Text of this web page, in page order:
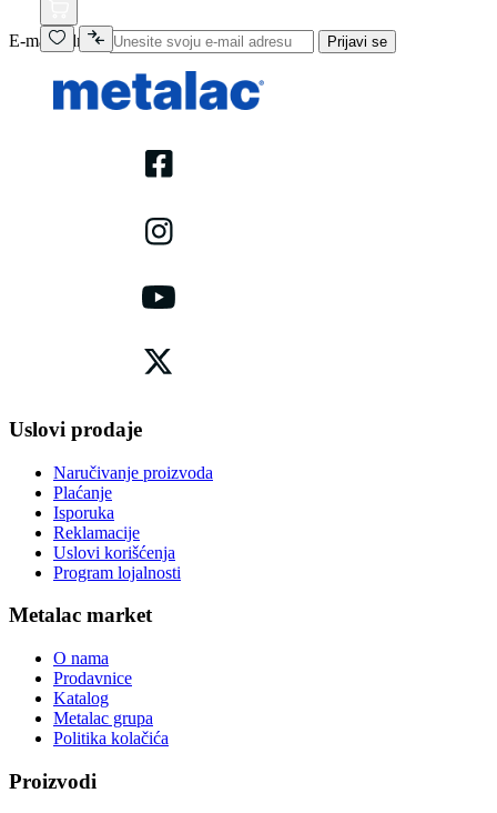
E-mail adresa Prijavi se
Uslovi prodaje
Naručivanje proizvoda
Plaćanje
Isporuka
Reklamacije
Uslovi korišćenja
Program lojalnosti
Metalac market
O nama
Prodavnice
Katalog
Metalac grupa
Politika kolačića
Proizvodi